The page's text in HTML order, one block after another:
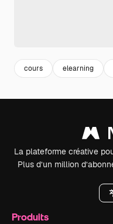
cours elearning
La plateforme créative
Plus d’un million
Produits